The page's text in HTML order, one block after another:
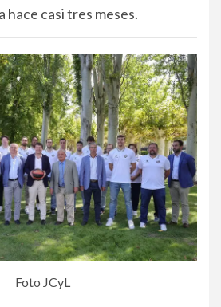
hace casi tres meses.
Foto JCyL